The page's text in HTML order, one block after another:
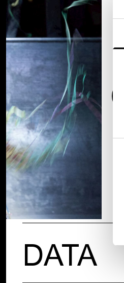
DATA